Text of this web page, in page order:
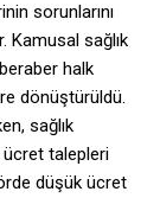
sorunlarını
sağlık
halk
dönüştürüldü.
sağlık
ücret talepleri
düşük ücret